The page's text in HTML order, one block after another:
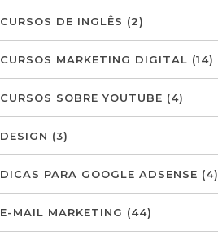
CURSOS DE INGLÊS (2)
CURSOS MARKETING DIGITAL (14)
CURSOS SOBRE YOUTUBE (4)
DESIGN (3)
DICAS PARA GOOGLE ADSENSE (4)
E-MAIL MARKETING (44)